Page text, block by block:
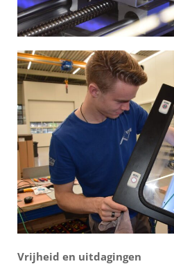
Vrijheid en uitdagingen